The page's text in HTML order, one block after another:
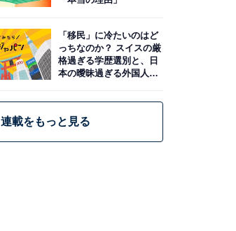
「移民」に冷たいのはど
っちなのか？ スイスの厳
格過ぎる学歴選別と、日
本の曖昧過ぎる外国人政
連載をもっと見る